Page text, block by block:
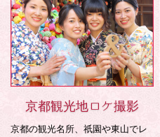
京都観光地ロケ撮影
京都の観光名所、祇園や東山でレ